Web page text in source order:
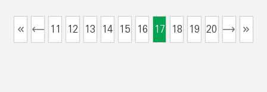
11 12 13 14 15 16 17 18 19 20